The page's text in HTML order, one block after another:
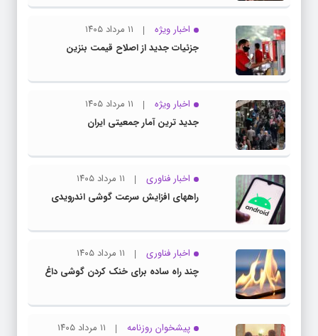
اخبار ویژه
۱۱ مرداد ۱۴۰۵
جزئیات جدید از اصلاح قیمت بنزین
اخبار ویژه
۱۱ مرداد ۱۴۰۵
جدید ترین آمار جمعیتی ایران
اخبار فناوری
۱۱ مرداد ۱۴۰۵
راههای افزایش سرعت گوشی اندرویدی
اخبار فناوری
۱۱ مرداد ۱۴۰۵
چند راه‌ ساده برای خنک کردن گوشی داغ
پیشخوان روزنامه
۱۱ مرداد ۱۴۰۵